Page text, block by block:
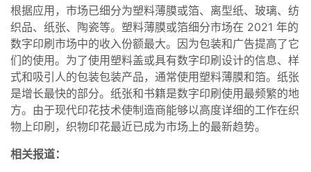
根据应用，市场已细分为塑料薄膜或箔、离型纸、玻璃、纺
织品、纸张、陶瓷等。塑料薄膜或箔细分市场在 2021 年的
数字印刷市场中的收入份额最大。因为包装和广告提高了它
们的使用。为了使用塑料盖或具有数字印刷设计的信息、样
式和吸引人的包装包装产品，通常使用塑料薄膜和箔。纸张
是增长最快的部分。纸张和书籍是数字印刷使用最频繁的地
方。由于现代印花技术使制造商能够以高度详细的工作在织
物上印刷，织物印花最近已成为市场上的最新趋势。
相关报道：